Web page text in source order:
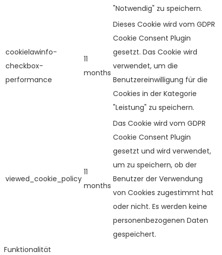
"Notwendig" zu speichern.
cookielawinfo-
checkbox-
performance
11
months
Dieses Cookie wird vom GDPR
Cookie Consent Plugin
gesetzt. Das Cookie wird
verwendet, um die
Benutzereinwilligung für die
Cookies in der Kategorie
"Leistung" zu speichern.
viewed_cookie_policy
11
months
Das Cookie wird vom GDPR
Cookie Consent Plugin
gesetzt und wird verwendet,
um zu speichern, ob der
Benutzer der Verwendung
von Cookies zugestimmt hat
oder nicht. Es werden keine
personenbezogenen Daten
gespeichert.
Funktionalität